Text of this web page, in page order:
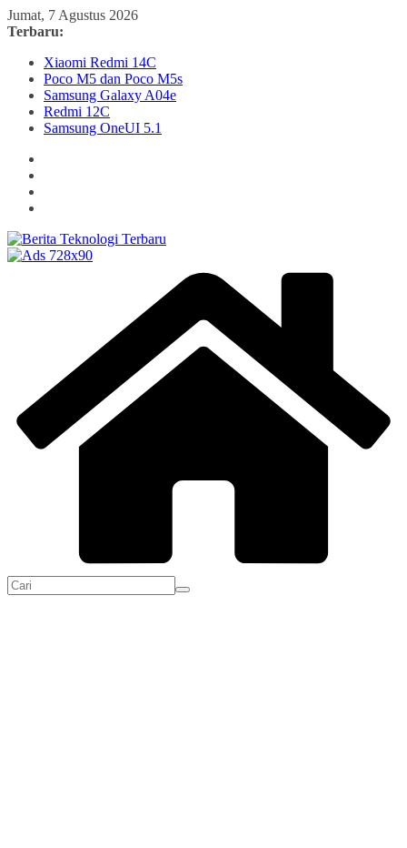
Skip
to
Jumat, 7 Agustus 2026
Terbaru:
Xiaomi Redmi 14C
Poco M5 dan Poco M5s
Samsung Galaxy A04e
Redmi 12C
Samsung OneUI 5.1